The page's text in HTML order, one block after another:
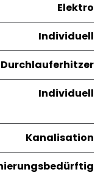
Elektro
Individuell
Durchlauferhitzer
Individuell
Kanalisation